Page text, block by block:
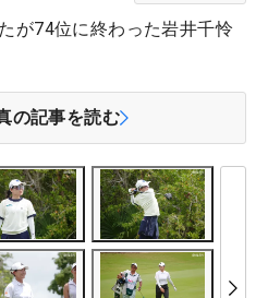
が74位に終わった岩井千怜
の記事を読む